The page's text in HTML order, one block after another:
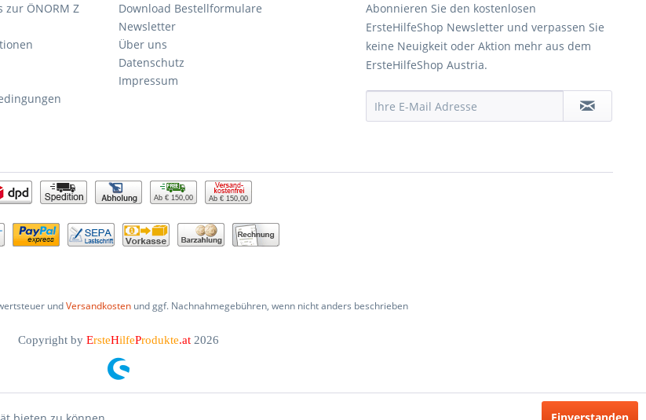
ÖNORM Z
Download Bestellformulare
Newsletter
Über uns
Datenschutz
Impressum
Abonnieren Sie den kostenlosen
ErsteHilfeShop Newsletter und verpassen Sie
keine Neuigkeit oder Aktion mehr aus dem
ErsteHilfeShop Austria.
Ab € 150,00 Ab € 150,00
undVersandkosten und ggf. Nachnahmegebühren, wenn nicht anders beschrieben
Copyright by ErsteHilfeProdukte.at 2026